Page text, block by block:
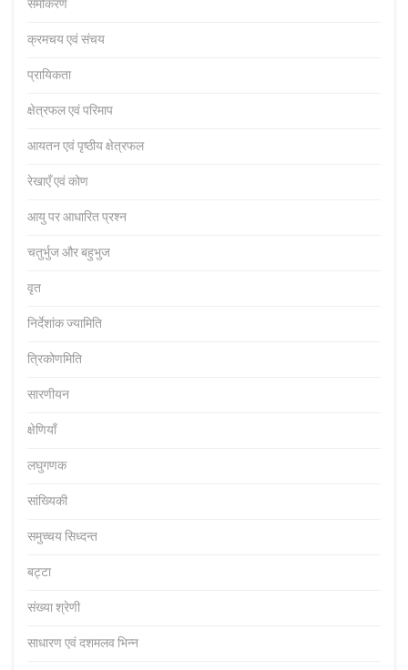
समीकरण
क्रमचय एवं संचय
प्रायिकता
क्षेत्रफल एवं परिमाप
आयतन एवं पृष्ठीय क्षेत्रफल
रेखाएँ एवं कोण
आयु पर आधारित प्रश्न
चतुर्भुज और बहुभुज
वृत
निर्देशांक ज्यामिति
त्रिकोणमिति
सारणीयन
क्षेणियाँ
लघुगणक
सांख्यिकी
समुच्चय सिध्दन्त
बट्टा
संख्या श्रेणी
साधारण एवं दशमलव भिन्न